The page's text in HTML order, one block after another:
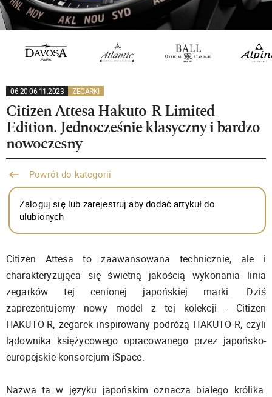
06:20 06.11.2023 ZEGARKI
Citizen Attesa Hakuto-R Limited
Edition. Jednocześnie klasyczny i bardzo
nowoczesny
Powrót do kategorii
Zaloguj się lub zarejestruj aby dodać artykuł do
ulubionych
Citizen Attesa to zaawansowana technicznie, ale i
charakteryzująca się świetną jakością wykonania linia
zegarków tej cenionej japońskiej marki. Dziś
zaprezentujemy nowy model z tej kolekcji - Citizen
HAKUTO-R, zegarek inspirowany podróżą HAKUTO-R, czyli
lądownika księżycowego opracowanego przez japońsko-
europejskie konsorcjum iSpace.
Nazwa ta w języku japońskim oznacza białego królika.